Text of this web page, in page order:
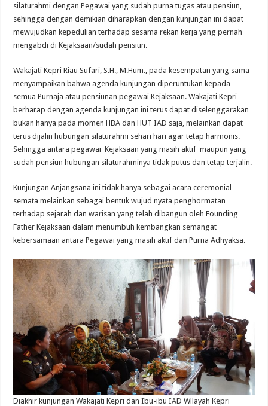
silaturahmi dengan Pegawai yang sudah purna tugas atau pensiun,
sehingga dengan demikian diharapkan dengan kunjungan ini dapat
mewujudkan kepedulian terhadap sesama rekan kerja yang pernah
mengabdi di Kejaksaan/sudah pensiun.
Wakajati Kepri Riau Sufari, S.H., M.Hum., pada kesempatan yang sama
menyampaikan bahwa agenda kunjungan diperuntukan kepada
semua Purnaja atau pensiunan pegawai Kejaksaan. Wakajati Kepri
berharap dengan agenda kunjungan ini terus dapat diselenggarakan
bukan hanya pada momen HBA dan HUT IAD saja, melainkan dapat
terus dijalin hubungan silaturahmi sehari hari agar tetap harmonis.
Sehingga antara pegawai Kejaksaan yang masih aktif maupun yang
sudah pensiun hubungan silaturahminya tidak putus dan tetap terjalin.
Kunjungan Anjangsana ini tidak hanya sebagai acara ceremonial
semata melainkan sebagai bentuk wujud nyata penghormatan
terhadap sejarah dan warisan yang telah dibangun oleh Founding
Father Kejaksaan dalam menumbuh kembangkan semangat
kebersamaan antara Pegawai yang masih aktif dan Purna Adhyaksa.
Diakhir kunjungan Wakajati Kepri dan Ibu-ibu IAD Wilayah Kepri